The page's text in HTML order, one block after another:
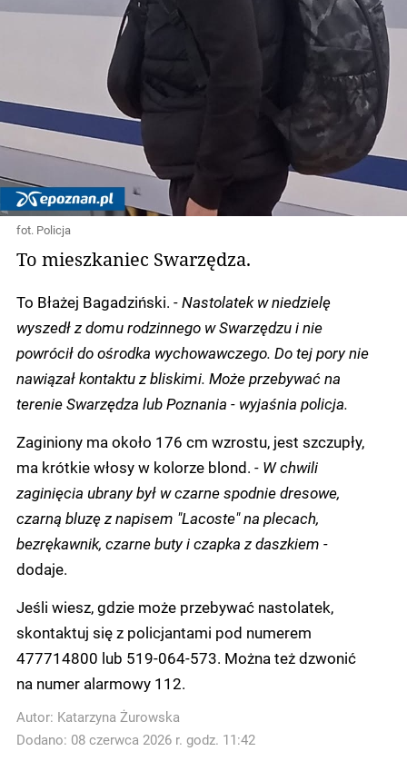
fot. Policja
To mieszkaniec Swarzędza.
To Błażej Bagadziński. -Nastolatek w niedzielę
wyszedł z domu rodzinnego w Swarzędzu i nie
powrócił do ośrodka wychowawczego. Do tej pory nie
nawiązał kontaktu z bliskimi. Może przebywać na
terenie Swarzędza lub Poznania - wyjaśnia policja.
Zaginiony ma około 176 cm wzrostu, jest szczupły,
ma krótkie włosy w kolorze blond. - W chwili
zaginięcia ubrany był w czarne spodnie dresowe,
czarną bluzę z napisem "Lacoste" na plecach,
bezrękawnik, czarne buty i czapka z daszkiem -
dodaje.
Jeśli wiesz, gdzie może przebywać nastolatek,
skontaktuj się z policjantami pod numerem
477714800 lub 519-064-573. Można też dzwonić
na numer alarmowy 112.
Autor: Katarzyna Żurowska
Dodano: 08 czerwca 2026 r. godz. 11:42